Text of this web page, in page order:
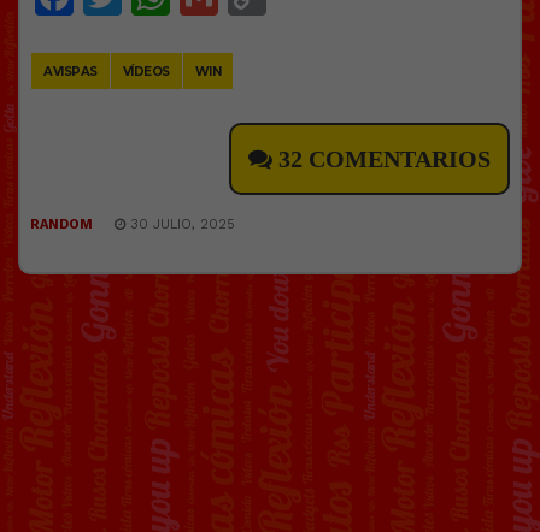
AVISPAS VÍDEOS WIN
32 COMENTARIOS
RANDOM 30 JULIO, 2025